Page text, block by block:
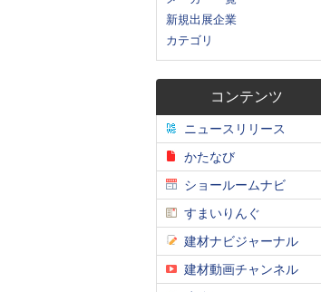
新規出展企業
カテゴリ
コンテンツ
ニュースリリース
かたなび
ショールームナビ
すまいりんぐ
建材ナビジャーナル
建材動画チャンネル